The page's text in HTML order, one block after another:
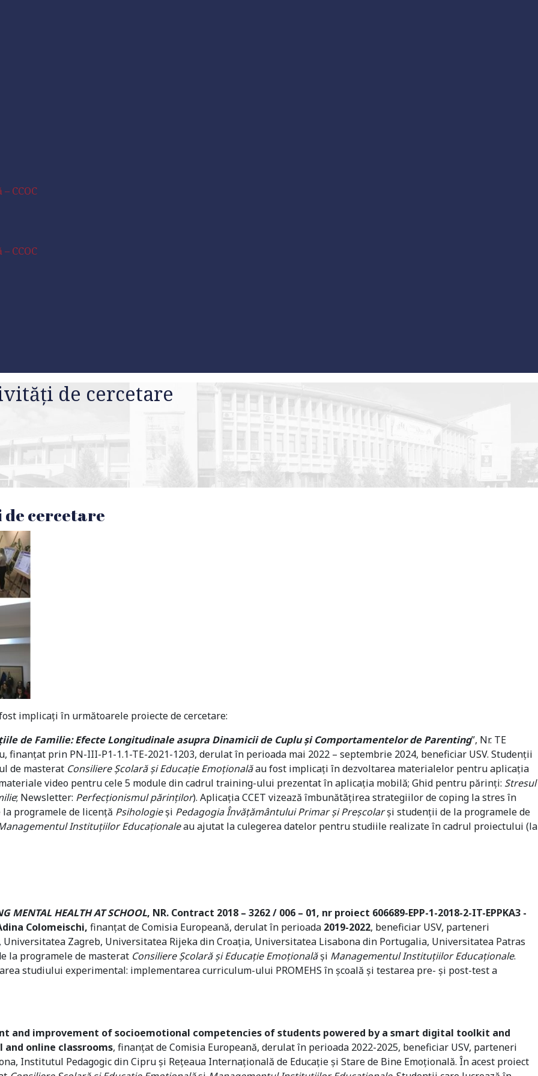
CCOC
CCOC
de cercetare
cercetare
implicați în următoarele proiecte de cercetare:
de Familie: Efecte Longitudinale asupra Dinamicii de Cuplu și Comportamentelor de Parenting”, Nr. TE
finanțat prin PN-III-P1-1.1-TE-2021-1203, derulat în perioada mai 2022 – septembrie 2024, beneficiar USV. Studenții
de masterat Consiliere Școlară și Educație Emoționalăau fost implicați în dezvoltarea materialelor pentru aplicația
video pentru cele 5 module din cadrul training-ului prezentat în aplicația mobilă; Ghid pentru părinți: Stresul
; Newsletter: Perfecționismul părinților). Aplicația CCET vizează îmbunătățirea strategiilor de coping la stres în
programele de licență Psihologieși Pedagogia Învățământului Primar și Preșcolarși studenții de la programele de
Instituțiilor Educaționaleau ajutat la culegerea datelor pentru studiile realizate în cadrul proiectului (la
MENTAL HEALTH AT SCHOOL, NR. Contract 2018 – 3262 / 006 – 01, nr proiect 606689-EPP-1-2018-2-IT-EPPKA3 -
Colomeischi, finanțat de Comisia Europeană, derulat în perioada 2019-2022, beneficiar USV, parteneri
Zagreb, Universitatea Rijeka din Croația, Universitatea Lisabona din Portugalia, Universitatea Patras
la programele de masterat Consiliere Școlară și Educație Emoționalăși Managementul Instituțiilor Educaționale.
studiului experimental: implementarea curriculum-ului PROMEHS în școală și testarea pre- și post-test a
and improvement of socioemotional competencies of students powered by a smart digital toolkit and
and online classrooms, finanțat de Comisia Europeană, derulat în perioada 2022-2025, beneficiar USV, parteneri
Institutul Pedagogic din Cipru și Rețeaua Internațională de Educație și Stare de Bine Emoțională. În acest proiect